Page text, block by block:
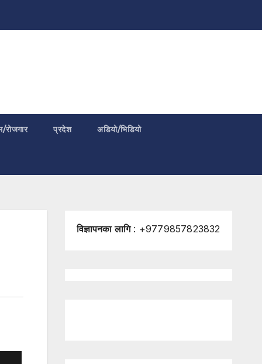
रोजगार प्रदेश अडियो/भिडियो
विज्ञापनका लागि: +9779857823832